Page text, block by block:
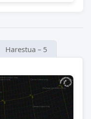
Harestua – 5